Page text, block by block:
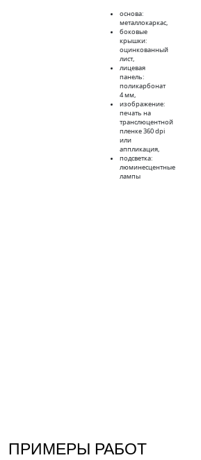
основа:
металлокаркас,
боковые
крышки:
оцинкованный
лист,
лицевая
панель:
поликарбонат
4 мм,
изображение:
печать на
транслюцентной
пленке 360 dpi
или
аппликация,
подсветка:
люминесцентные
лампы
ПРИМЕРЫ РАБОТ